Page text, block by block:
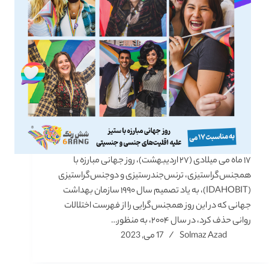
۱۷ ماه می میلادی (۲۷ اردیبهشت)، روز جهانی مبارزه با
همجنس‌گرا‌ستیزی، ترنس‌جندرستیزی و دوجنس‌گرا‌ستیزی
(IDAHOBIT)، به یاد تصمیم سال ۱۹۹۰ سازمان بهداشت
جهانی که در این روز همجنس‌گرایی را از فهرست اختلالات
روانی حذف کرد، در سال ۲۰۰۴، به منظور…
Solmaz Azad
17 می, 2023